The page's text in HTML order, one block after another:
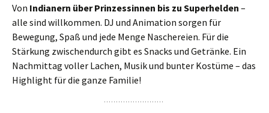
Von Indianern über Prinzessinnen bis zu Superhelden –
alle sind willkommen. DJ und Animation sorgen für
Bewegung, Spaß und jede Menge Naschereien. Für die
Stärkung zwischendurch gibt es Snacks und Getränke. Ein
Nachmittag voller Lachen, Musik und bunter Kostüme – das
Highlight für die ganze Familie!